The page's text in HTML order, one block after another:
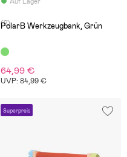
(2)
PolarB Werkzeugbank, Grün
64,99 €
UVP: 84,99 €
Superpreis